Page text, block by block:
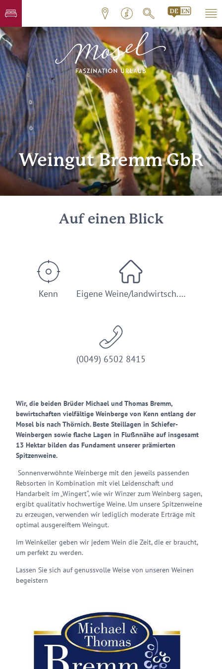
Weingut Bremm GbR
Auf einen Blick
Kenn Eigene Weine/landwirtsch.…
(0049) 6502 8415
Wir, die beiden Brüder Michael und Thomas Bremm,
bewirtschaften vielfältige Weinberge von Kenn entlang der
Mosel bis nach Thörnich. Beste Steillagen in Schiefer-
Weinbergen sowie flache Lagen in Flußnnähe auf insgesamt
13 Hektar bilden das Fundament unserer prämierten
Spitzenweine.
Sonnenverwöhnte Weinberge mit den jeweils passenden
Rebsorten in Kombination mit viel Leidenschaft und
Handarbeit im „Wingert“, wie wir Winzer zum Weinberg sagen,
ergibt qualitativ hochwertige Weine. Um unsere Spitzenweine
zu erzeugen, verwenden wir lediglich moderate Erträge mit
optimal ausgereiftem Weingut.
Im Weinkeller geben wir jedem Wein die Zeit, die er braucht,
um perfekt zu werden.
Lassen Sie sich auf genussvolle Weise von unseren Weinen
begeistern